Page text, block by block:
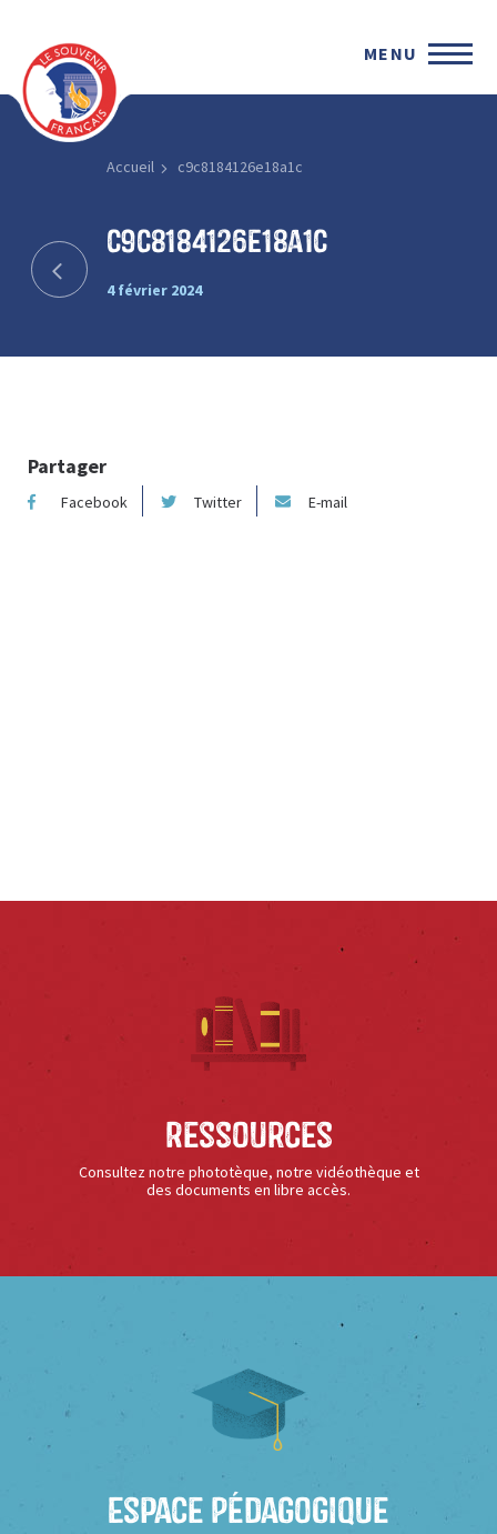
MENU
Accueil c9c8184126e18a1c
c9c8184126e18a1c
4 février 2024
Partager
Facebook Twitter E-mail
Ressources
Consultez notre phototèque, notre vidéothèque et
des documents en libre accès.
Espace Pédagogique